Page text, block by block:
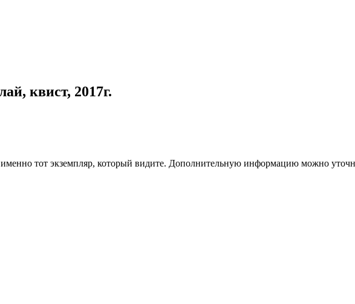
квист, 2017г.
именно тот экземпляр, который видите. Дополнительную информацию можно